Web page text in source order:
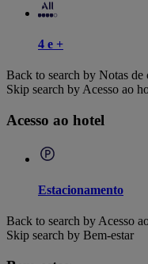
4 e +
Back to search by Notas de
Skip search by Acesso ao
Acesso ao hotel
Estacionamento
Back to search by Acesso
Skip search by Bem-estar